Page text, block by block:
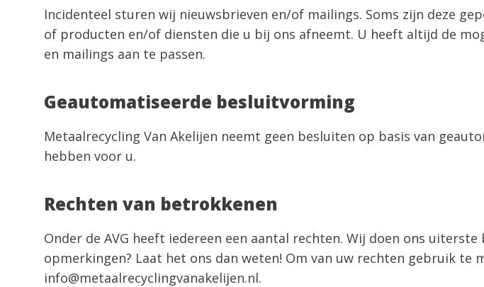
Incidenteel sturen wij nieuwsbrieven en/of mailings. Soms zijn deze
of producten en/of diensten die u bij ons afneemt. U heeft altijd de
en mailings aan te passen.
Geautomatiseerde besluitvorming
Metaalrecycling Van Akelijen neemt geen besluiten op basis van
hebben voor u.
Rechten van betrokkenen
Onder de AVG heeft iedereen een aantal rechten. Wij doen ons
opmerkingen? Laat het ons dan weten! Om van uw rechten gebruik te
info@metaalrecyclingvanakelijen.nl.